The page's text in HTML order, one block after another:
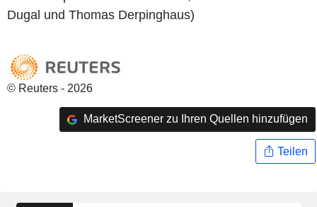
Dugal und Thomas Derpinghaus)
© Reuters - 2026
MarketScreener zu Ihren Quellen hinzufügen
Teilen